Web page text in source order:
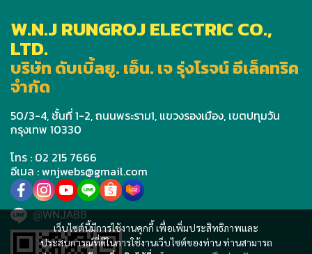
เว็บไซต์นี้มีการใช้งานคุกกี้ เพื่อเพิ่มประสิทธิภาพและ
ประสบการณ์ที่ดีในการใช้งานเว็บไซต์ของท่าน ท่านสามารถ
W.N.J RUNGROJ ELECTRIC CO.,
LTD.
บริษัท ดับเบิ้ลยู. เอ็น. เจ รุ่งโรจน์ อีเล็คทริค
จำกัด
50/3-4, ชั้นที่ 1-2, ถนนพระราม1, แขวงรองเมือง, เขตปทุมวัน
กรุงเทพ 10330
โทร : 02 215 7666
อีเมล : wnjwebs@gmail.com
@WNJABB